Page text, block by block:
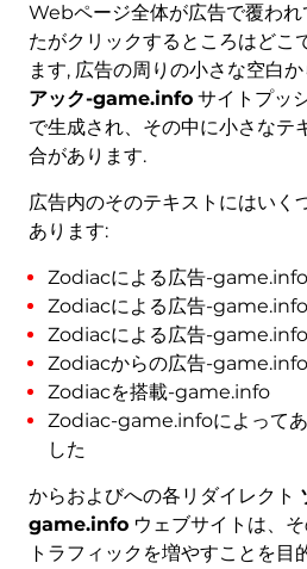
Webページ全体が広告で覆われ
たがクリックするところはどこ
ます, 広告の周りの小さな空白
アック-game.infoサイトプッ
で生成され、その中に小さなテ
合があります.
広告内のそのテキストにはいく
あります:
Zodiacによる広告-game.info
Zodiacによる広告-game.info
Zodiacによる広告-game.info
Zodiacからの広告-game.info
Zodiacを搭載-game.info
Zodiac-game.infoによってあ
した
からおよびへの各リダイレクト
game.infoウェブサイトは、
トラフィックを増やすことを目